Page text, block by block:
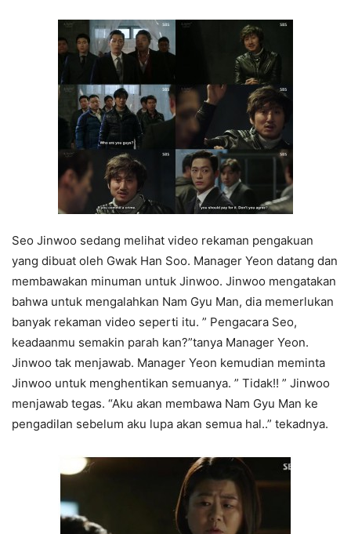
Seo Jinwoo sedang melihat video rekaman pengakuan
yang dibuat oleh Gwak Han Soo. Manager Yeon datang dan
membawakan minuman untuk Jinwoo. Jinwoo mengatakan
bahwa untuk mengalahkan Nam Gyu Man, dia memerlukan
banyak rekaman video seperti itu. ” Pengacara Seo,
keadaanmu semakin parah kan?”tanya Manager Yeon.
Jinwoo tak menjawab. Manager Yeon kemudian meminta
Jinwoo untuk menghentikan semuanya. ” Tidak!! ” Jinwoo
menjawab tegas. “Aku akan membawa Nam Gyu Man ke
pengadilan sebelum aku lupa akan semua hal..” tekadnya.